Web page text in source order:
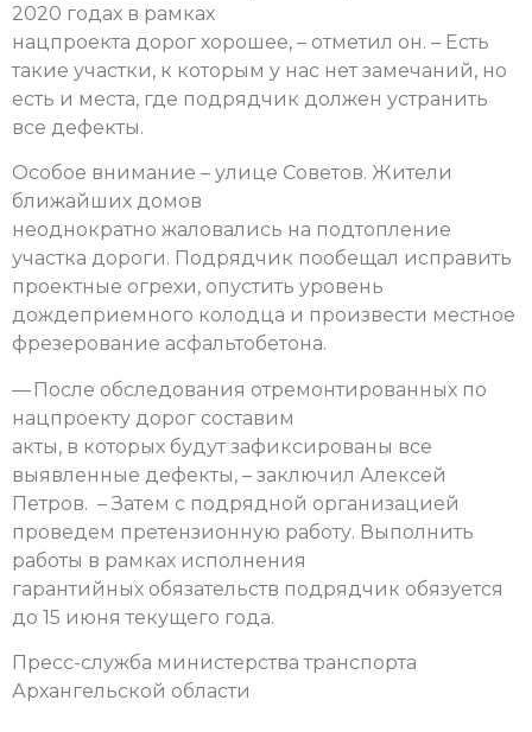
2020 годах в рамках
нацпроекта дорог хорошее, – отметил он. – Есть
такие участки, к которым у нас нет замечаний, но
есть и места, где подрядчик должен устранить
все дефекты.
Особое внимание – улице Советов. Жители
ближайших домов
неоднократно жаловались на подтопление
участка дороги. Подрядчик пообещал исправить
проектные огрехи, опустить уровень
дождеприемного колодца и произвести местное
фрезерование асфальтобетона.
— После обследования отремонтированных по
нацпроекту дорог составим
акты, в которых будут зафиксированы все
выявленные дефекты, – заключил Алексей
Петров. – Затем с подрядной организацией
проведем претензионную работу. Выполнить
работы в рамках исполнения
гарантийных обязательств подрядчик обязуется
до 15 июня текущего года.
Пресс-служба министерства транспорта
Архангельской области